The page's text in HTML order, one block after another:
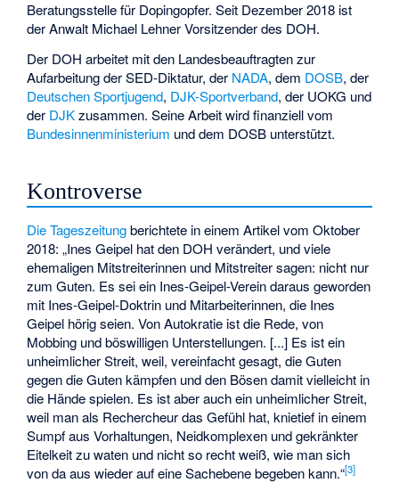
Beratungsstelle für Dopingopfer. Seit Dezember 2018 ist
der Anwalt Michael Lehner Vorsitzender des DOH.
Der DOH arbeitet mit den Landesbeauftragten zur
Aufarbeitung der SED-Diktatur, der NADA, dem DOSB, der
Deutschen Sportjugend, DJK-Sportverband, der UOKG und
der DJKzusammen. Seine Arbeit wird finanziell vom
Bundesinnenministerium und dem DOSB unterstützt.
Kontroverse
Die Tageszeitungberichtete in einem Artikel vom Oktober
2018: „Ines Geipel hat den DOH verändert, und viele
ehemaligen Mitstreiterinnen und Mitstreiter sagen: nicht nur
zum Guten. Es sei ein Ines-Geipel-Verein daraus geworden
mit Ines-Geipel-Doktrin und Mitarbeiterinnen, die Ines
Geipel hörig seien. Von Autokratie ist die Rede, von
Mobbing und böswilligen Unterstellungen. [...] Es ist ein
unheimlicher Streit, weil, vereinfacht gesagt, die Guten
gegen die Guten kämpfen und den Bösen damit vielleicht in
die Hände spielen. Es ist aber auch ein unheimlicher Streit,
weil man als Rechercheur das Gefühl hat, knietief in einem
Sumpf aus Vorhaltungen, Neidkomplexen und gekränkter
Eitelkeit zu waten und nicht so recht weiß, wie man sich
von da aus wieder auf eine Sachebene begeben kann.“[3]